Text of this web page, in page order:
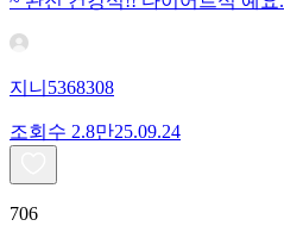
지니5368308
조회수 2.8만25.09.24
706